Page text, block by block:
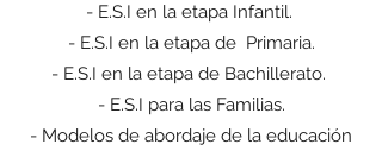
- E.S.I en la etapa Infantil.
- E.S.I en la etapa de Primaria.
- E.S.I en la etapa de Bachillerato.
- E.S.I para las Familias.
- Modelos de abordaje de la educación